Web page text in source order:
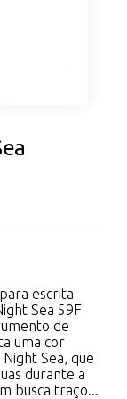
escrita
Sea 59F
de
uma cor
Sea, que
durante a
busca traço...